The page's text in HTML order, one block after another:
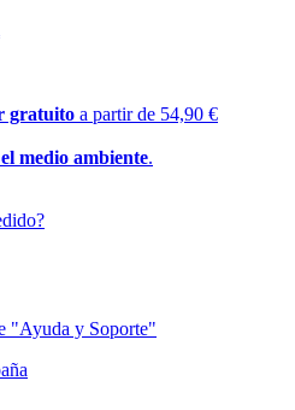
gratuito a partir de 54,90 €
medio ambiente.
"Ayuda y Soporte"